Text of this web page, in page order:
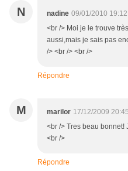
N nadine 09/01/2010 19:12
<br /> Moi je le trouve
aussi,mais je sais pas
/> <br /> <br />
Répondre
M marilor 17/12/2009 20:45
<br /> Tres beau bonnet!
<br />
Répondre